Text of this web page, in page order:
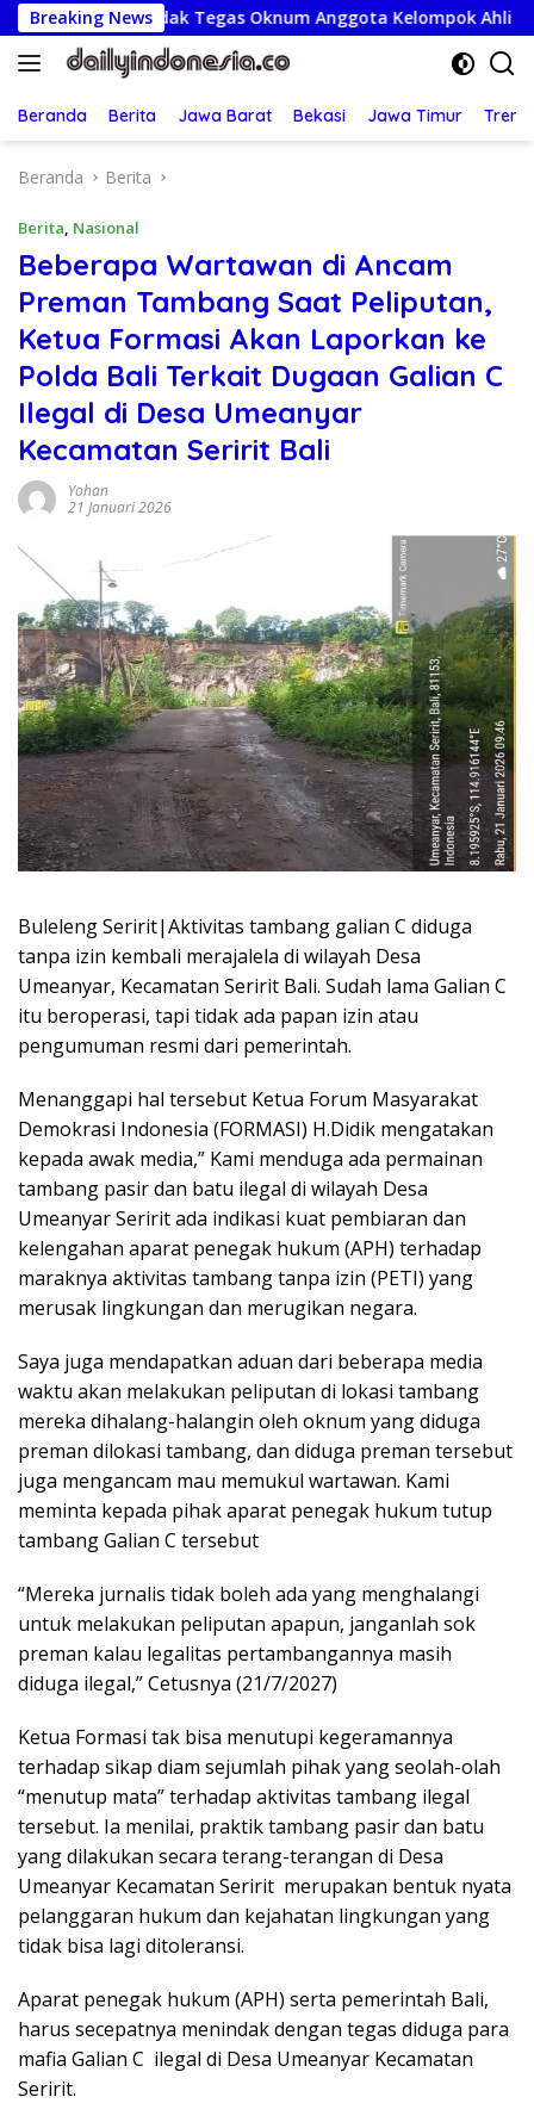
Langsung
ke
konten
Breaking News
Tindak Tegas Oknum Anggota Kelompok Ahli Pemkab
Beranda Berita Jawa Barat Bekasi Jawa Timur
Beranda Berita
Berita, Nasional
Beberapa Wartawan di Ancam
Preman Tambang Saat Peliputan,
Ketua Formasi Akan Laporkan ke
Polda Bali Terkait Dugaan Galian C
Ilegal di Desa Umeanyar
Kecamatan Seririt Bali
Yohan
21 Januari 2026
Buleleng Seririt|Aktivitas tambang galian C diduga
tanpa izin kembali merajalela di wilayah Desa
Umeanyar, Kecamatan Seririt Bali. Sudah lama Galian C
itu beroperasi, tapi tidak ada papan izin atau
pengumuman resmi dari pemerintah.
Menanggapi hal tersebut Ketua Forum Masyarakat
Demokrasi Indonesia (FORMASI) H.Didik mengatakan
kepada awak media,” Kami menduga ada permainan
tambang pasir dan batu ilegal di wilayah Desa
Umeanyar Seririt ada indikasi kuat pembiaran dan
kelengahan aparat penegak hukum (APH) terhadap
maraknya aktivitas tambang tanpa izin (PETI) yang
merusak lingkungan dan merugikan negara.
Saya juga mendapatkan aduan dari beberapa media
waktu akan melakukan peliputan di lokasi tambang
mereka dihalang-halangin oleh oknum yang diduga
preman dilokasi tambang, dan diduga preman tersebut
juga mengancam mau memukul wartawan. Kami
meminta kepada pihak aparat penegak hukum tutup
tambang Galian C tersebut
“Mereka jurnalis tidak boleh ada yang menghalangi
untuk melakukan peliputan apapun, janganlah sok
preman kalau legalitas pertambangannya masih
diduga ilegal,” Cetusnya (21/7/2027)
Ketua Formasi tak bisa menutupi kegeramannya
terhadap sikap diam sejumlah pihak yang seolah-olah
“menutup mata” terhadap aktivitas tambang ilegal
tersebut. Ia menilai, praktik tambang pasir dan batu
yang dilakukan secara terang-terangan di Desa
Umeanyar Kecamatan Seririt merupakan bentuk nyata
pelanggaran hukum dan kejahatan lingkungan yang
tidak bisa lagi ditoleransi.
Aparat penegak hukum (APH) serta pemerintah Bali,
harus secepatnya menindak dengan tegas diduga para
mafia Galian C ilegal di Desa Umeanyar Kecamatan
Seririt.